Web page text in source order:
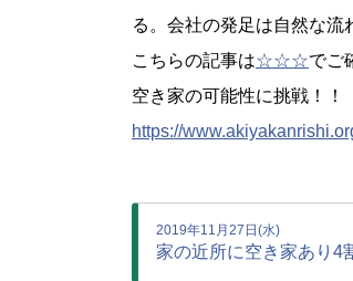
る。会社の発足は自然な流
こちらの記事は☆☆☆でご
空き家の可能性に挑戦！！
https://
2019年11月27日(水)
家の近所に空き家あり4